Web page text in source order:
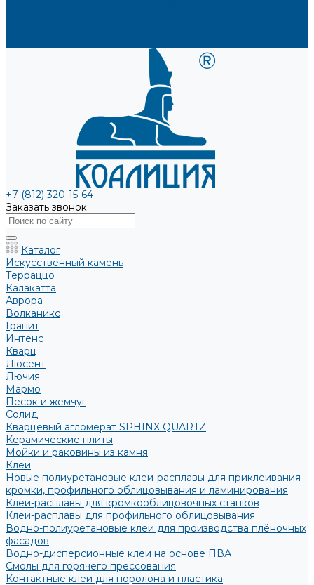
+7 (812) 320-15-64
Заказать звонок
Каталог
Искусственный камень
Терраццо
Калакатта
Аврора
Волканикс
Гранит
Интенс
Кварц
Люсент
Лючия
Мармо
Песок и жемчуг
Солид
Кварцевый агломерат SPHINX QUARTZ
Керамические плиты
Мойки и раковины из камня
Клеи
Новые полиуретановые клеи-расплавы для приклеивания
кромки, профильного облицовывания и ламинирования
Клеи-расплавы для кромкооблицовочных станков
Клеи-расплавы для профильного облицовывания
Водно-полиуретановые клеи для производства плёночных
фасадов
Водно-дисперсионные клеи на основе ПВА
Смолы для горячего прессования
Контактные клеи для поролона и пластика